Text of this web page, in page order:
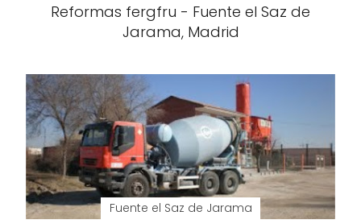
Reformas fergfru - Fuente el Saz de
Jarama, Madrid
Fuente el Saz de Jarama